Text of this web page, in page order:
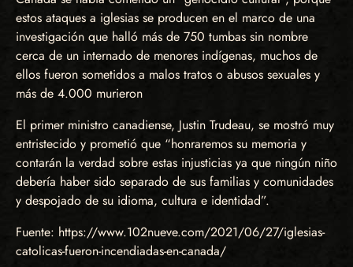
estos ataques a iglesias se producen en el marco de una
investigación que halló más de 750 tumbas sin nombre
cerca de un internado de menores indígenas, muchos de
ellos fueron sometidos a malos tratos o abusos sexuales y
más de 4.000 murieron
El primer ministro canadiense, Justin Trudeau, se mostró muy
entristecido y prometió que “honraremos su memoria y
contarán la verdad sobre estas injusticias ya que ningún niño
debería haber sido separado de sus familias y comunidades
y despojado de su idioma, cultura e identidad”.
Fuente: https://www.102nueve.com/2021/06/27/iglesias-
catolicas-fueron-incendiadas-en-canada/